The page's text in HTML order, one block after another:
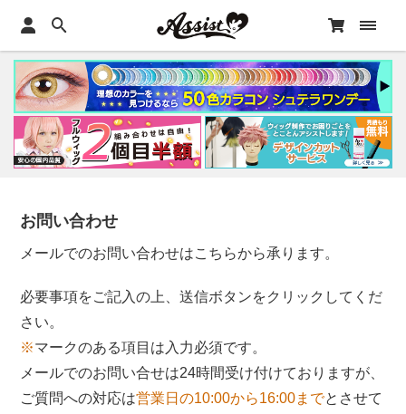
お問い合わせ
メールでのお問い合わせはこちらから承ります。
必要事項をご記入の上、送信ボタンをクリックしてくだ
さい。
※マークのある項目は入力必須です。
メールでのお問い合せは24時間受け付けておりますが、
ご質問への対応は営業日の10:00から16:00までとさせて